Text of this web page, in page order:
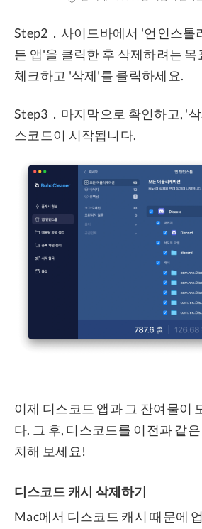
Step2．사이드바에서 '언인스톨
든 앱'을 클릭한 후 삭제하려는
체크하고 '삭제'를 클릭하세요.
Step3．마지막으로 확인하고, '
스코드이 시작됩니다.
이제 디스코드 앱과 그 잔여물이
다. 그 후, 디스코드를 이전과 같
치해 보세요!
디스코드 캐시 삭제하기
Mac에서 디스코드 캐시 때문에